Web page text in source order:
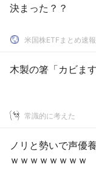
決まった？？
米国株ETFまとめ速報
木製の箸「カビま
常識的に考えた
ノリと勢いで声優
ｗｗｗｗｗｗｗｗ